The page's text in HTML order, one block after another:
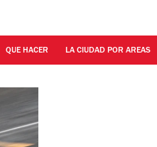
QUE HACER LA CIUDAD POR AREAS